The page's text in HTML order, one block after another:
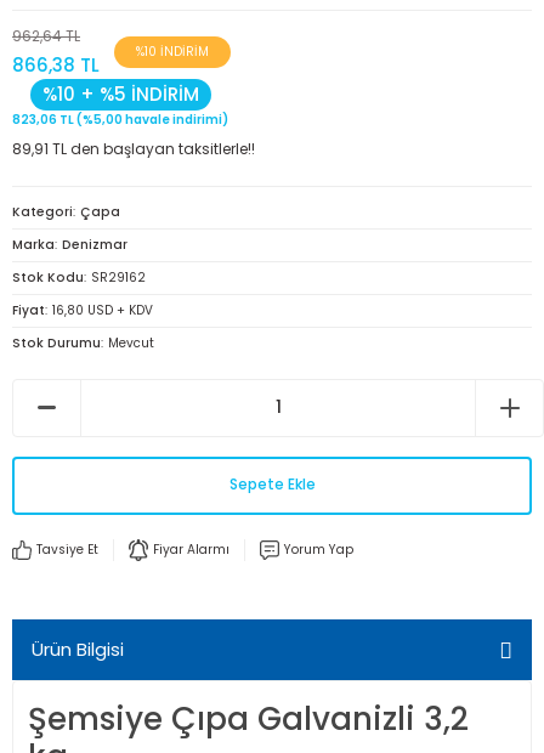
962,64 TL
866,38 TL
%10 İNDİRİM
%10 + %5 İNDİRİM
823,06 TL (%5,00 havale indirimi)
89,91 TL den başlayan taksitlerle!!
Kategori Çapa
Marka Denizmar
Stok Kodu SR29162
Fiyat 16,80 USD + KDV
Stok Durumu Mevcut
Sepete Ekle
Tavsiye Et Fiyar Alarmı Yorum Yap
Ürün Bilgisi
Şemsiye Çıpa Galvanizli 3,2